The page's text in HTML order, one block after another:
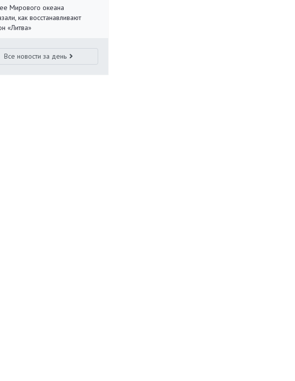
Мирового океана
как восстанавливают
«Литва»
Все новости за день